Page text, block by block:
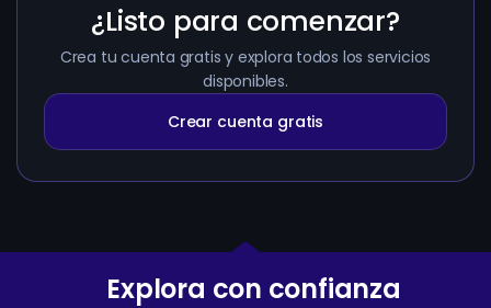
¿Listo para comenzar?
Crea tu cuenta gratis y explora todos los servicios
disponibles.
Crear cuenta gratis
Explora con confianza